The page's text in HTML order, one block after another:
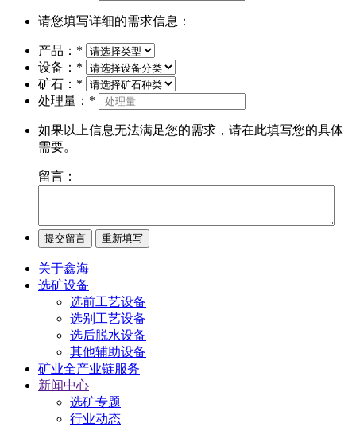
请您填写详细的需求信息：
产品： *
设备： *
矿石： *
处理量： *
如果以上信息无法满足您的需求，请在此填写您的具体
需要。
留言：
关于鑫海
选矿设备
选前工艺设备
选别工艺设备
选后脱水设备
其他辅助设备
矿业全产业链服务
新闻中心
选矿专题
行业动态